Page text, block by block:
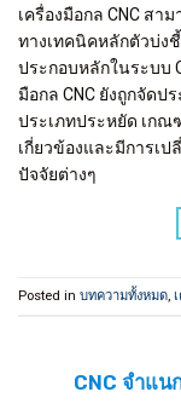
เครื่องมือกล CNC สา
ทางเทคนิคหลักตัวบ่ง
ประกอบหลักในระบบ
มือกล CNC ยังถูกจัดป
ประเภทประหยัด เก
เกี่ยวข้องและมีการเ
ปัจจัยต่างๆ
Posted in บทความทั้งหมด,
CNC จำแน